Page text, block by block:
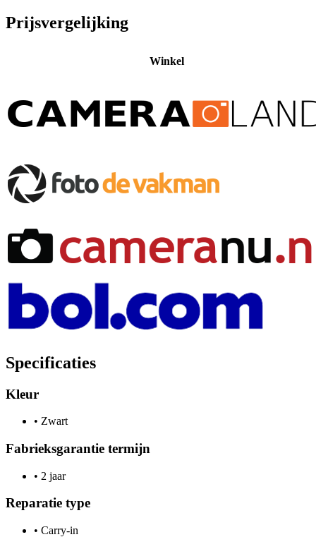
Prijsvergelijking
Winkel
Specificaties
Kleur
• Zwart
Fabrieksgarantie termijn
• 2 jaar
Reparatie type
• Carry-in